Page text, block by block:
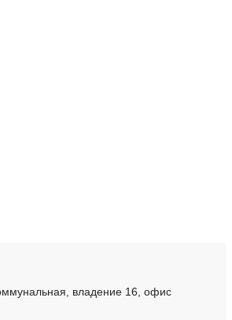
владение 16, офис